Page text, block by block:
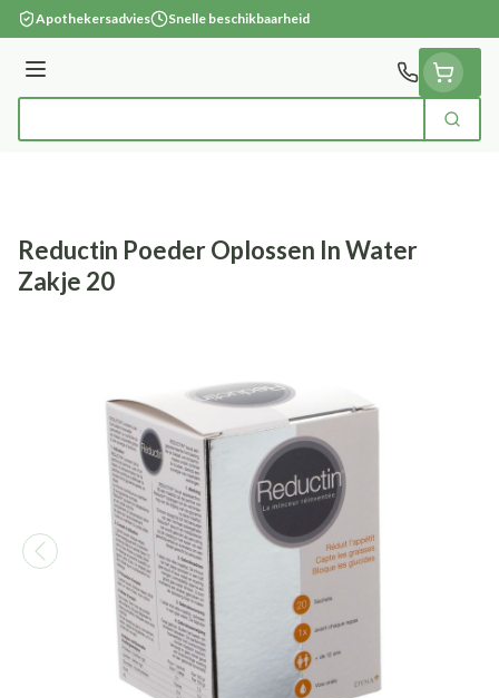
Ga naar de inhoud
Apothekersadvies Snelle beschikbaarheid
Menu
Zoek
Reductin Poeder Oplossen In Water
Zakje 20